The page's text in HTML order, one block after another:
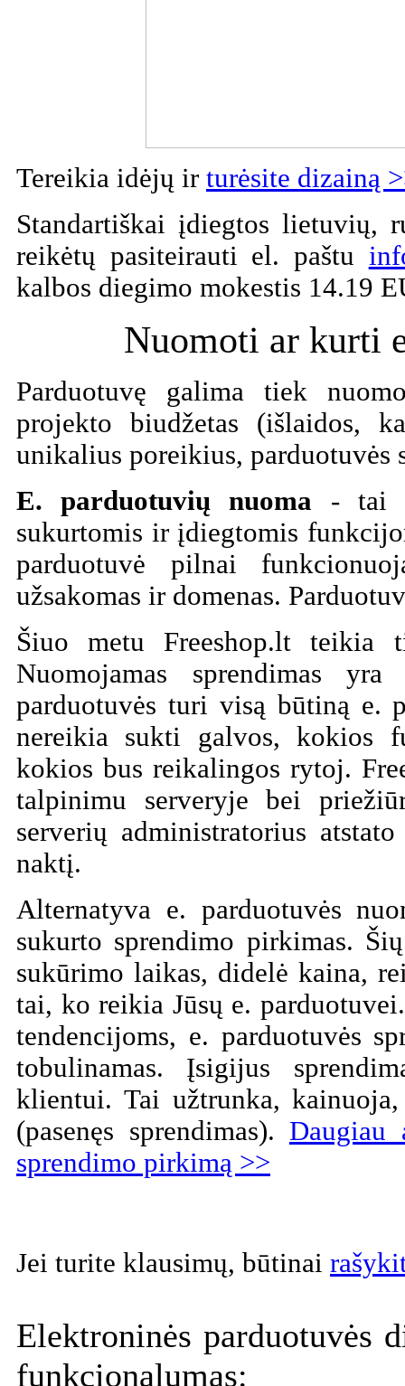
Tereikia idėjų ir turėsite dizainą
Standartiškai įdiegtos
reikėtų pasiteirauti el. paštu
kalbos diegimo mokestis 14.19
Nuomoti ar kurti
Parduotuvę galima tiek
projekto biudžetas (išlaidos,
unikalius poreikius, parduotuvės
E. parduotuvių nuoma - tai
sukurtomis ir įdiegtomis
parduotuvė pilnai
užsakomas ir domenas.
Šiuo metu Freeshop.lt teikia
Nuomojamas sprendimas
parduotuvės turi visą būtiną e.
nereikia sukti galvos, kokios
kokios bus reikalingos rytoj.
talpinimu serveryje bei
serverių administratorius
naktį.
Alternatyva e. parduotuvės
sukurto sprendimo pirkimas.
sukūrimo laikas, didelė kaina,
tai, ko reikia Jūsų e.
tendencijoms, e. parduotuvės
tobulinamas. Įsigijus
klientui. Tai užtrunka,
(pasenęs sprendimas). Daugiau
sprendimo pirkimą >>
Jei turite klausimų, būtinai
Elektroninės parduotuvės
funkcionalumas: